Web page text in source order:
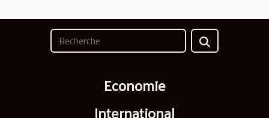
Economie
International